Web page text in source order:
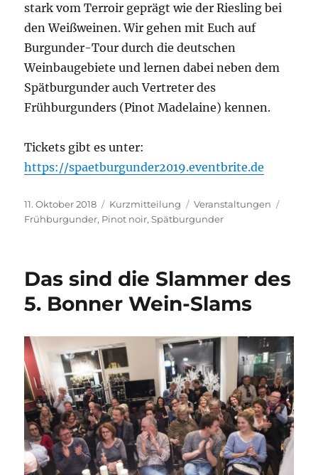
stark vom Terroir geprägt wie der Riesling bei
den Weißweinen. Wir gehen mit Euch auf
Burgunder-Tour durch die deutschen
Weinbaugebiete und lernen dabei neben dem
Spätburgunder auch Vertreter des
Frühburgunders (Pinot Madelaine) kennen.
Tickets gibt es unter:
https://spaetburgunder2019.eventbrite.de
Veröffentlicht
am
11. Oktober 2018 Format
Kurzmitteilung Kategorien
Veranstaltungen
Frühburgunder, Pinot noir,Spätburgunder
Das sind die Slammer des
5. Bonner Wein-Slams